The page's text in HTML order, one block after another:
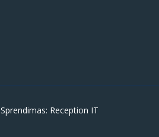
Sprendimas: Reception IT